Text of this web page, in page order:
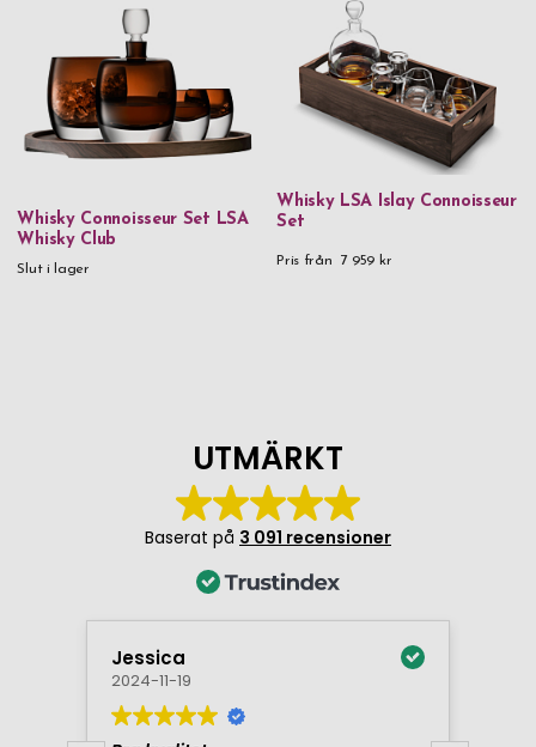
Whisky Connoisseur Set LSA
Whisky Club
Slut i lager
Whisky LSA Islay Connoisseur
Set
Pris från 7 959 kr